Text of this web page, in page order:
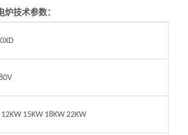
炉技术参数：
15KW 18KW 22KW